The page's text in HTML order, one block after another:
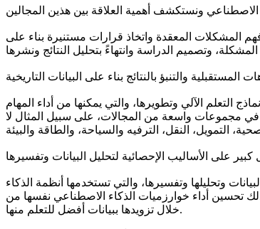
المشكلات المعقدة واتخاذ قرارات مستنيرة بناء على
التعلم الآلي وتطويرها، والتي يمكنها من أداء المهام
في مجموعات واسعة من المجالات، على سبيل المثال لا
وتحليلها وتفسيرها، والتي تستخدمها أنظمة الذكاء
تحسين أداء خوارزميات الذكاء الاصطناعي نفسها من
خلال تزويدها ببيانات أفضل للتعلم منها.